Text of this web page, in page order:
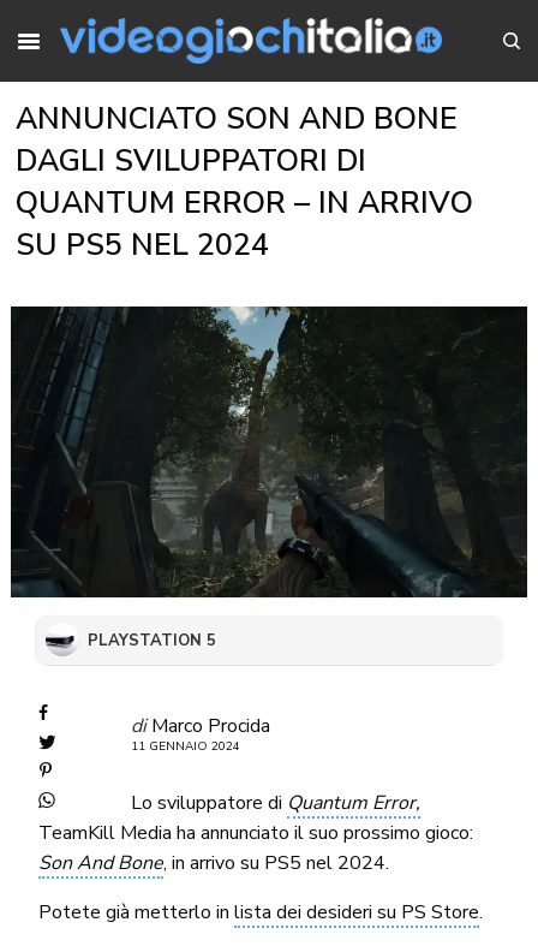
ANNUNCIATO SON AND BONE
DAGLI SVILUPPATORI DI
QUANTUM ERROR – IN ARRIVO
SU PS5 NEL 2024
PLAYSTATION 5
di Marco Procida
11 GENNAIO 2024
Lo sviluppatore di Quantum Error,
TeamKill Media ha annunciato il suo prossimo gioco:
Son And Bone, in arrivo su PS5 nel 2024.
Potete già metterlo inlista dei desideri su PS Store.